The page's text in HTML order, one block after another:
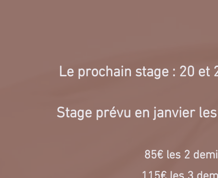
Le prochain stage : 20
Stage prévu en janvier
85€ les 2